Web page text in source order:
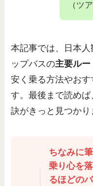
（ツ
本記事では、日本
ップバスの主要ル
安く乗る方法やお
す。最後まで読め
訣がきっと見つかり
ちなみに
乗り心を
るほどの